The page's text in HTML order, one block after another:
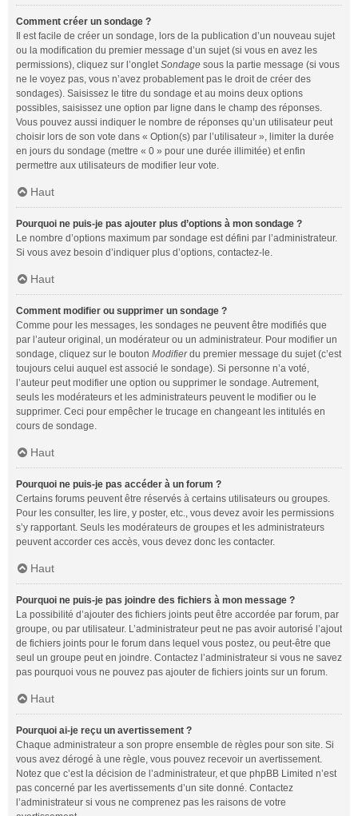
Comment créer un sondage ?
Il est facile de créer un sondage, lors de la publication d’un nouveau sujet
ou la modification du premier message d’un sujet (si vous en avez les
permissions), cliquez sur l’ongletSondage sous la partie message (si vous
ne le voyez pas, vous n’avez probablement pas le droit de créer des
sondages). Saisissez le titre du sondage et au moins deux options
possibles, saisissez une option par ligne dans le champ des réponses.
Vous pouvez aussi indiquer le nombre de réponses qu’un utilisateur peut
choisir lors de son vote dans « Option(s) par l’utilisateur », limiter la durée
en jours du sondage (mettre « 0 » pour une durée illimitée) et enfin
permettre aux utilisateurs de modifier leur vote.
Haut
Pourquoi ne puis-je pas ajouter plus d’options à mon sondage ?
Le nombre d’options maximum par sondage est défini par l’administrateur.
Si vous avez besoin d’indiquer plus d’options, contactez-le.
Haut
Comment modifier ou supprimer un sondage ?
Comme pour les messages, les sondages ne peuvent être modifiés que
par l’auteur original, un modérateur ou un administrateur. Pour modifier un
sondage, cliquez sur le bouton Modifierdu premier message du sujet (c’est
toujours celui auquel est associé le sondage). Si personne n’a voté,
l’auteur peut modifier une option ou supprimer le sondage. Autrement,
seuls les modérateurs et les administrateurs peuvent le modifier ou le
supprimer. Ceci pour empêcher le trucage en changeant les intitulés en
cours de sondage.
Haut
Pourquoi ne puis-je pas accéder à un forum ?
Certains forums peuvent être réservés à certains utilisateurs ou groupes.
Pour les consulter, les lire, y poster, etc., vous devez avoir les permissions
s’y rapportant. Seuls les modérateurs de groupes et les administrateurs
peuvent accorder ces accès, vous devez donc les contacter.
Haut
Pourquoi ne puis-je pas joindre des fichiers à mon message ?
La possibilité d’ajouter des fichiers joints peut être accordée par forum, par
groupe, ou par utilisateur. L’administrateur peut ne pas avoir autorisé l’ajout
de fichiers joints pour le forum dans lequel vous postez, ou peut-être que
seul un groupe peut en joindre. Contactez l’administrateur si vous ne savez
pas pourquoi vous ne pouvez pas ajouter de fichiers joints sur un forum.
Haut
Pourquoi ai-je reçu un avertissement ?
Chaque administrateur a son propre ensemble de règles pour son site. Si
vous avez dérogé à une règle, vous pouvez recevoir un avertissement.
Notez que c’est la décision de l’administrateur, et que phpBB Limited n’est
pas concerné par les avertissements d’un site donné. Contactez
l’administrateur si vous ne comprenez pas les raisons de votre